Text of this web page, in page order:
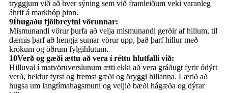
tryggjum við að hver sýning sem við framleiðum veki varanleg
áhrif á markhóp þinn.
9Íhugaðu fjölbreytni vörunnar:
Mismunandi vörur þurfa að velja mismunandi gerðir af hillum, til
dæmis þarf að hengja sumar vörur upp, það þarf hillur með
krókum og öðrum fylgihlutum.
10Verð og gæði ættu að vera í réttu hlutfalli við:
Hilluval í matvöruverslunum ætti ekki að vera gráðugt fyrir ódýrt
verð, heldur fyrst og fremst gæði og öryggi hillanna. Lærið að
hugsa um langtímahagsmuni og veljið bæði hágæða og dýrar